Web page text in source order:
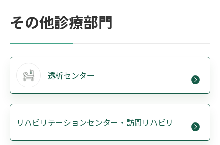
その他診療部門
透析センター
リハビリテーションセンター・訪問リハビリ